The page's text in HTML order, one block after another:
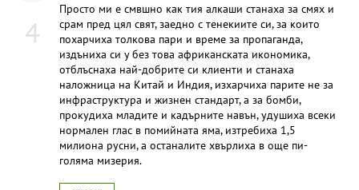
4
Просто ми е смвшно как тия алкаши станаха за смях и
срам пред цял свят, заедно с тенекиите си, за които
похарчиха толкова пари и време за пропаганда,
издъниха си у без това африканската икономика,
отблъснаха най-добрите си клиенти и станаха
наложница на Китай и Индия, изхарчиха парите не за
инфраструктура и жизнен стандарт, а за бомби,
прокудиха младите и кадърните навън, удушиха всеки
нормален глас в помийната яма, изтребиха 1,5
милиона русни, а останалите хвърлиха в още пи-
голяма мизерия.